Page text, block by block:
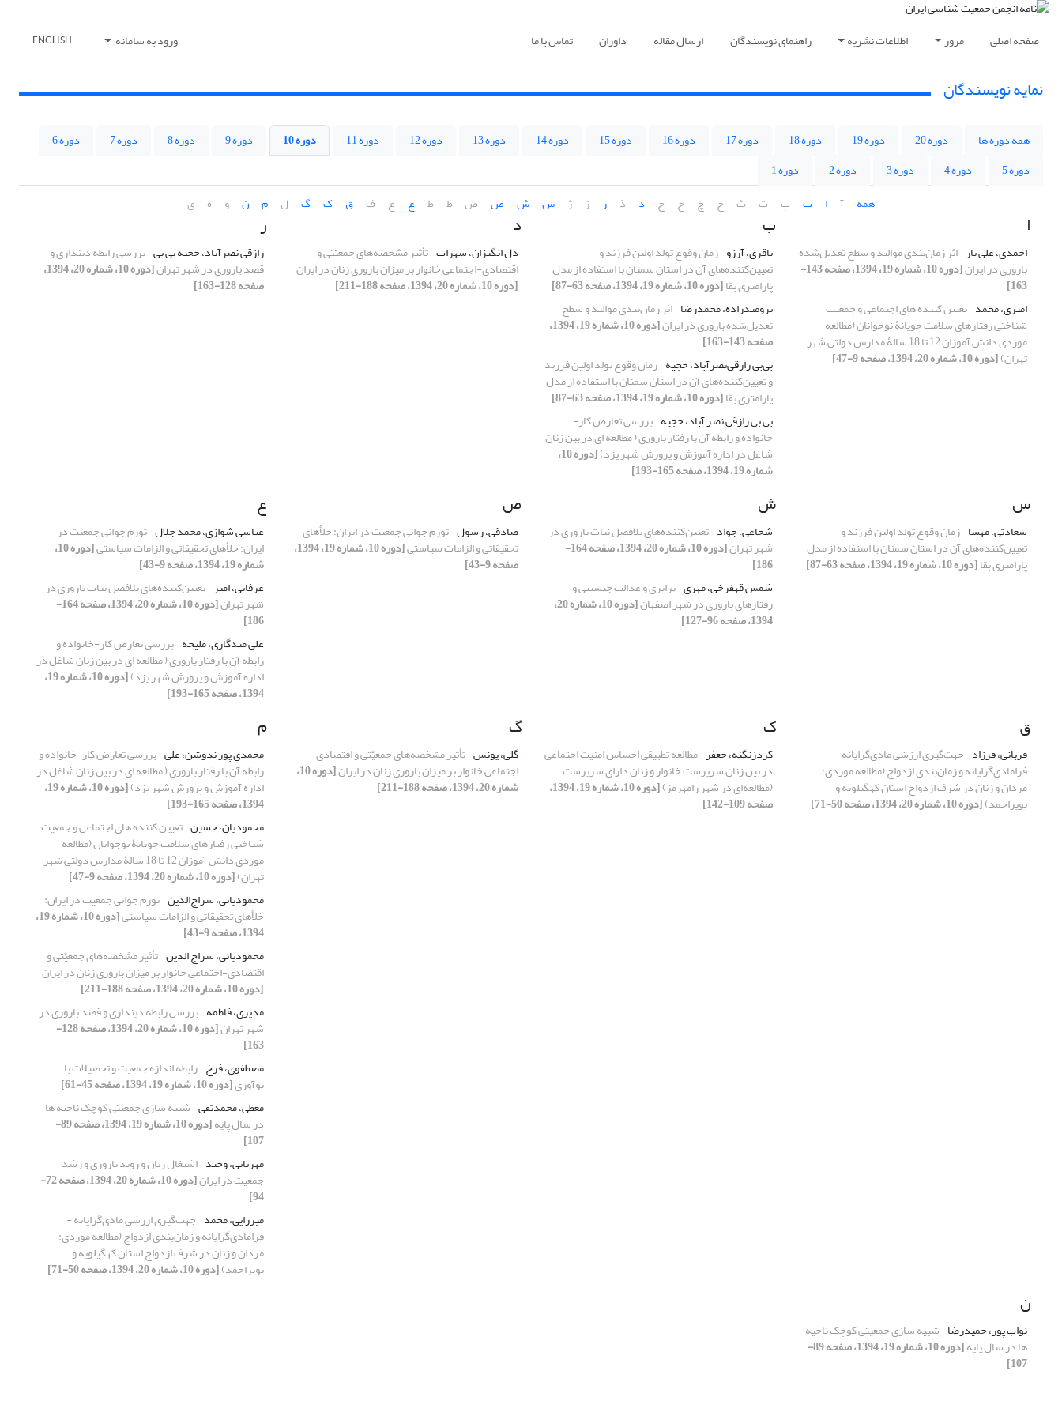
صفحه اصلی مرور اطلاعات نشریه راهنمای نویسندگان ارسال مقاله داوران تماس با ما ورود به سامانه ENGLISH
نمایه نویسندگان
همه دوره ها دوره 20 دوره 19 دوره 18 دوره 17 دوره 16 دوره 15 دوره 14 دوره 13 دوره 12 دوره 11 دوره 10 دوره 9 دوره 8 دوره 7
دوره 6
دوره 5
دوره 4 دوره 3 دوره 2
دوره 1
همه
آ ا ب پ ت ث ج چ ح خ د ذ ر ز ژ س ش ص ض ط ظ ع غ ف ق ک گ ل م ن و ه ی
ا
احمدی، علی یار اثر زمان‌بندی موالید و سطح تعدیل‌شده
باروری در ایران [دوره 10، شماره 19، 1394، صفحه 143-
163]
امیری، محمد تعیین‏ کننده ‏های اجتماعی و جمعیت‏
شناختی رفتارهای سلامت‏ جویانۀ نوجوانان (مطالعه
موردی دانش‏ آموزان 12 تا 18 سالۀ مدارس دولتی شهر
تهران)[دوره 10، شماره 20، 1394، صفحه 9-47]
ب
باقری، آرزو زمان وقوع تولد اولین فرزند و
تعیین‌کننده‌های آن در استان سمنان با استفاده از مدل
پارامتری بقا[دوره 10، شماره 19، 1394، صفحه 63-87]
برومندزاده، محمدرضا اثر زمان‌بندی موالید و سطح
تعدیل‌شده باروری در ایران [دوره 10، شماره 19، 1394،
صفحه 143-163]
بی‌بی رازقی‌نصرآباد، حجیه زمان وقوع تولد اولین فرزند
و تعیین‌کننده‌های آن در استان سمنان با استفاده از مدل
پارامتری بقا[دوره 10، شماره 19، 1394، صفحه 63-87]
بی بی رازقی نصر آباد، حجیه بررسی تعارض کار-
خانواده و رابطه آن با رفتار باروری ( مطالعه ای در بین زنان
شاغل در اداره آموزش و پرورش شهر یزد) [دوره 10،
شماره 19، 1394، صفحه 165-193]
د
دل انگیزان، سهراب تأثیر مشخصه‌های جمعیّتی و
اقتصادی-اجتماعی خانوار بر میزان باروری زنان در ایران
[دوره 10، شماره 20، 1394، صفحه 188-211]
ر
رازقی نصرآباد، حجیه بی بی بررسی رابطه دینداری و
قصد باروری در شهر تهران [دوره 10، شماره 20، 1394،
صفحه 128-163]
س
سعادتی، مهسا زمان وقوع تولد اولین فرزند و
تعیین‌کننده‌های آن در استان سمنان با استفاده از مدل
پارامتری بقا[دوره 10، شماره 19، 1394، صفحه 63-87]
ش
شجاعی، جواد تعیین‌کننده‌های بلافصل نیات باروری در
شهر تهران [دوره 10، شماره 20، 1394، صفحه 164-
186]
شمس قهفرخی، مهری برابری و عدالت جنسیتی و
رفتارهای باروری در شهر اصفهان [دوره 10، شماره 20،
1394، صفحه 96-127]
ص
صادقی، رسول تورم جوانی جمعیت در ایران: خلأهای
تحقیقاتی و الزامات سیاستی [دوره 10، شماره 19، 1394،
صفحه 9-43]
ع
عباسی شوازی، محمد جلال تورم جوانی جمعیت در
ایران: خلأهای تحقیقاتی و الزامات سیاستی [دوره 10،
شماره 19، 1394، صفحه 9-43]
عرفانی، امیر تعیین‌کننده‌های بلافصل نیات باروری در
شهر تهران [دوره 10، شماره 20، 1394، صفحه 164-
186]
علی مندگاری، ملیحه بررسی تعارض کار-خانواده و
رابطه آن با رفتار باروری ( مطالعه ای در بین زنان شاغل در
اداره آموزش و پرورش شهر یزد) [دوره 10، شماره 19،
1394، صفحه 165-193]
ق
قربانی، فرزاد جهت‌گیری ارزشی مادی‌گرایانه -
فرامادی‌گرایانه و زمان‌بندی ازدواج (مطالعه موردی:
مردان و زنان در شرف ازدواج استان کهگیلویه و
بویراحمد)[دوره 10، شماره 20، 1394، صفحه 50-71]
ک
کردزنگنه، جعفر مطالعه تطبیقی احساس امنیت اجتماعی
در بین زنان سرپرست خانوار و زنان دارای سرپرست
(مطالعه‌ای در شهر رامهرمز) [دوره 10، شماره 19، 1394،
صفحه 109-142]
گ
گلی، یونس تأثیر مشخصه‌های جمعیّتی و اقتصادی-
اجتماعی خانوار بر میزان باروری زنان در ایران [دوره 10،
شماره 20، 1394، صفحه 188-211]
م
محمدی پور ندوشن، علی بررسی تعارض کار-خانواده و
رابطه آن با رفتار باروری ( مطالعه ای در بین زنان شاغل در
اداره آموزش و پرورش شهر یزد) [دوره 10، شماره 19،
1394، صفحه 165-193]
محمودیان، حسین تعیین‏ کننده ‏های اجتماعی و جمعیت‏
شناختی رفتارهای سلامت‏ جویانۀ نوجوانان (مطالعه
موردی دانش‏ آموزان 12 تا 18 سالۀ مدارس دولتی شهر
تهران)[دوره 10، شماره 20، 1394، صفحه 9-47]
محمودیانی، سراج‌الدین تورم جوانی جمعیت در ایران:
خلأهای تحقیقاتی و الزامات سیاستی [دوره 10، شماره 19،
1394، صفحه 9-43]
محمودیانی، سراج الدین تأثیر مشخصه‌های جمعیّتی و
اقتصادی-اجتماعی خانوار بر میزان باروری زنان در ایران
[دوره 10، شماره 20، 1394، صفحه 188-211]
مدیری، فاطمه بررسی رابطه دینداری و قصد باروری در
شهر تهران [دوره 10، شماره 20، 1394، صفحه 128-
163]
مصطفوی، فرخ رابطه اندازه جمعیت و تحصیلات با
نوآوری[دوره 10، شماره 19، 1394، صفحه 45-61]
معطی، محمدتقی شبیه سازی جمعیتی کوچک ناحیه ها
در سال پایه [دوره 10، شماره 19، 1394، صفحه 89-
107]
مهربانی، وحید اشتغال زنان و روند باروری و رشد
جمعیت در ایران [دوره 10، شماره 20، 1394، صفحه 72-
94]
میرزایی، محمد جهت‌گیری ارزشی مادی‌گرایانه -
فرامادی‌گرایانه و زمان‌بندی ازدواج (مطالعه موردی:
مردان و زنان در شرف ازدواج استان کهگیلویه و
بویراحمد)[دوره 10، شماره 20، 1394، صفحه 50-71]
ن
نواب پور، حمیدرضا شبیه سازی جمعیتی کوچک ناحیه
ها در سال پایه [دوره 10، شماره 19، 1394، صفحه 89-
107]